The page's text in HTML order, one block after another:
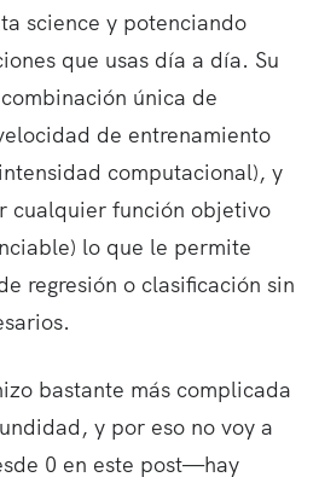
science y potenciando
que usas día a día. Su
única de
de entrenamiento
computacional), y
cualquier función objetivo
lo que le permite
regresión o clasificación sin
bastante más complicada
y por eso no voy a
0 en este post—hay